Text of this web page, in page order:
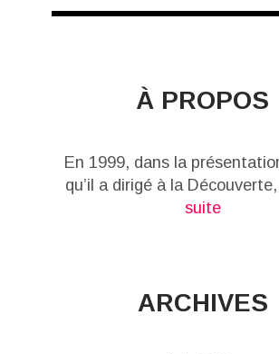
À PROPOS
En 1999, dans la
qu’il a dirigé à la
suite
ARCHIVES